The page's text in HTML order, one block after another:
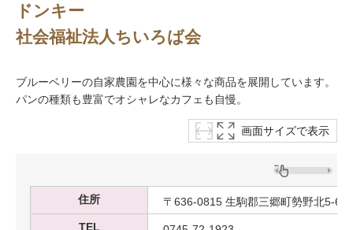
ドンキー
社会福祉法人ちいろば会
ブルーベリーの自家農園を中心に様々な商品を展開しています。
パンの種類も豊富でオシャレなカフェも自慢。
画面サイズで表示
住所
〒636-0815 生駒郡三郷町勢野北5-6-
TEL